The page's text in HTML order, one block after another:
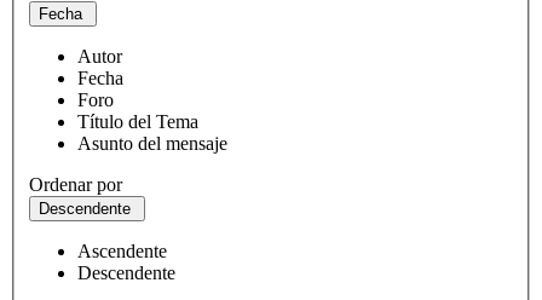
Fecha
Autor
Fecha
Foro
Título del Tema
Asunto del mensaje
Ordenar por
Descendente
Ascendente
Descendente